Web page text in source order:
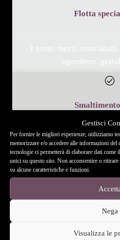
Gestisci
Per fornire le migliori esperienze, utilizziamo
memorizzare e/o accedere alle informazioni
tecnologie ci permetterà di elaborare dati
unici su questo sito. Non acconsentire o
su alcune caratteristiche e funzioni.
Nega
Visualizza le
Flotta
Ci occupiamo del
materiali